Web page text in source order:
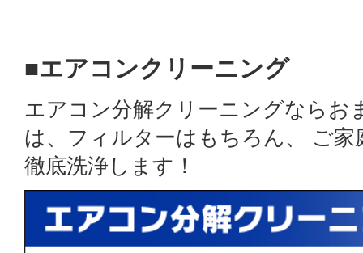
■エアコンクリーニング
エアコン分解クリーニングならお
は、フィルターはもちろん、 ご
徹底洗浄します！